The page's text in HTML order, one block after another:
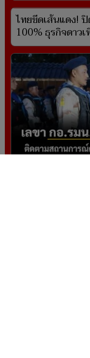
ไทยขีดเส้นแดง!
100% ธุรกิจดาว